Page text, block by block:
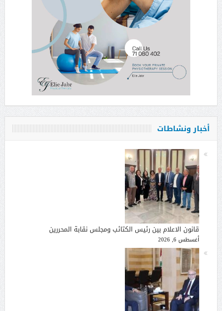
أخبار ونشاطات
قانون الاعلام بين رئيس الكتائب ومجلس نقابة المحررين
أغسطس 6, 2026